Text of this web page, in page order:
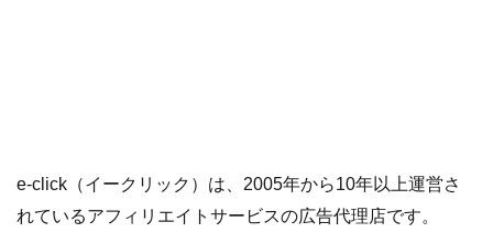
e-click（イークリック）は、2005年から10年以上運営さ
れているアフィリエイトサービスの広告代理店です。